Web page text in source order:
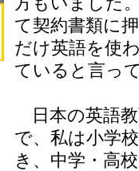
て契約書類に
だけ英語を使
ていると言っ
日本の英語
で、私は小学
き、中学・高